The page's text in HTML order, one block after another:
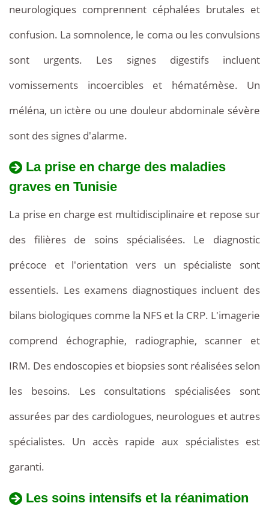
neurologiques comprennent céphalées brutales et
confusion. La somnolence, le coma ou les convulsions
sont urgents. Les signes digestifs incluent
vomissements incoercibles et hématémèse. Un
méléna, un ictère ou une douleur abdominale sévère
sont des signes d'alarme.
La prise en charge des maladies
graves en Tunisie
La prise en charge est multidisciplinaire et repose sur
des filières de soins spécialisées. Le diagnostic
précoce et l'orientation vers un spécialiste sont
essentiels. Les examens diagnostiques incluent des
bilans biologiques comme la NFS et la CRP. L'imagerie
comprend échographie, radiographie, scanner et
IRM. Des endoscopies et biopsies sont réalisées selon
les besoins. Les consultations spécialisées sont
assurées par des cardiologues, neurologues et autres
spécialistes. Un accès rapide aux spécialistes est
garanti.
Les soins intensifs et la réanimation